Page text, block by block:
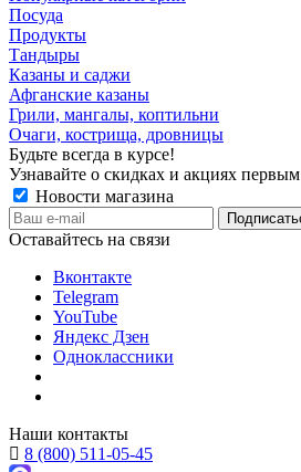
Посуда
Продукты
Тандыры
Казаны и саджи
Афганские казаны
Грили, мангалы, коптильни
Очаги, кострища, дровницы
Будьте всегда в курсе!
Узнавайте о скидках и акциях первым
Новости магазина
Оставайтесь на связи
Вконтакте
Telegram
YouTube
Яндекс Дзен
Одноклассники
Наши контакты
8 (800) 511-05-45